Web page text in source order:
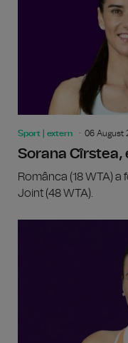
Sport | extern 06 August
Sorana Cîrstea,
Românca (18 WTA)
Joint (48 WTA).